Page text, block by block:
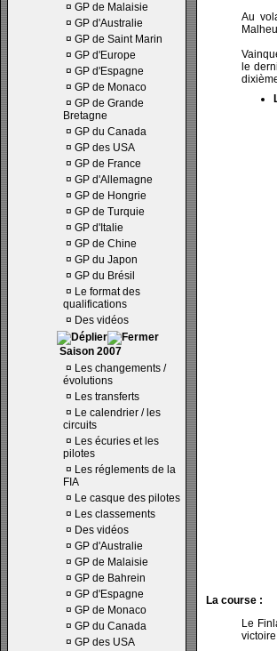
¤ GP de Malaisie
¤ GP d'Australie
¤ GP de Saint Marin
¤ GP d'Europe
¤ GP d'Espagne
¤ GP de Monaco
¤ GP de Grande
Bretagne
¤ GP du Canada
¤ GP des USA
¤ GP de France
¤ GP d'Allemagne
¤ GP de Hongrie
¤ GP de Turquie
¤ GP d'Italie
¤ GP de Chine
¤ GP du Japon
¤ GP du Brésil
¤ Le format des
qualifications
¤ Des vidéos
Saison 2007
¤ Les changements /
évolutions
¤ Les transferts
¤ Le calendrier / les
circuits
¤ Les écuries et les
pilotes
¤ Les réglements de la
FIA
¤ Le casque des pilotes
¤ Les classements
¤ Des vidéos
¤ GP d'Australie
¤ GP de Malaisie
¤ GP de Bahrein
¤ GP d'Espagne
¤ GP de Monaco
¤ GP du Canada
¤ GP des USA
Au
le
La course :
Le